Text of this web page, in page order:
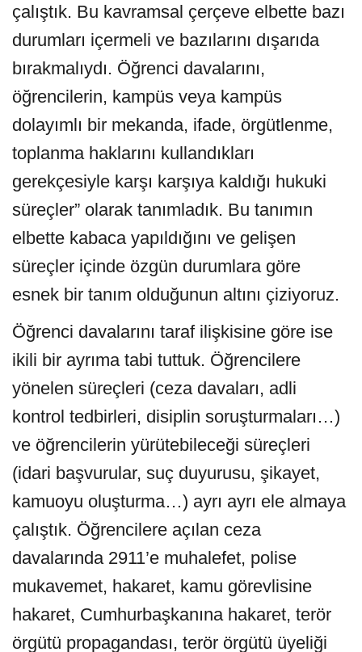
çalıştık. Bu kavramsal çerçeve elbette bazı
durumları içermeli ve bazılarını dışarıda
bırakmalıydı. Öğrenci davalarını,
öğrencilerin, kampüs veya kampüs
dolayımlı bir mekanda, ifade, örgütlenme,
toplanma haklarını kullandıkları
gerekçesiyle karşı karşıya kaldığı hukuki
süreçler” olarak tanımladık. Bu tanımın
elbette kabaca yapıldığını ve gelişen
süreçler içinde özgün durumlara göre
esnek bir tanım olduğunun altını çiziyoruz.
Öğrenci davalarını taraf ilişkisine göre ise
ikili bir ayrıma tabi tuttuk. Öğrencilere
yönelen süreçleri (ceza davaları, adli
kontrol tedbirleri, disiplin soruşturmaları…)
ve öğrencilerin yürütebileceği süreçleri
(idari başvurular, suç duyurusu, şikayet,
kamuoyu oluşturma…) ayrı ayrı ele almaya
çalıştık. Öğrencilere açılan ceza
davalarında 2911’e muhalefet, polise
mukavemet, hakaret, kamu görevlisine
hakaret, Cumhurbaşkanına hakaret, terör
örgütü propagandası, terör örgütü üyeliği